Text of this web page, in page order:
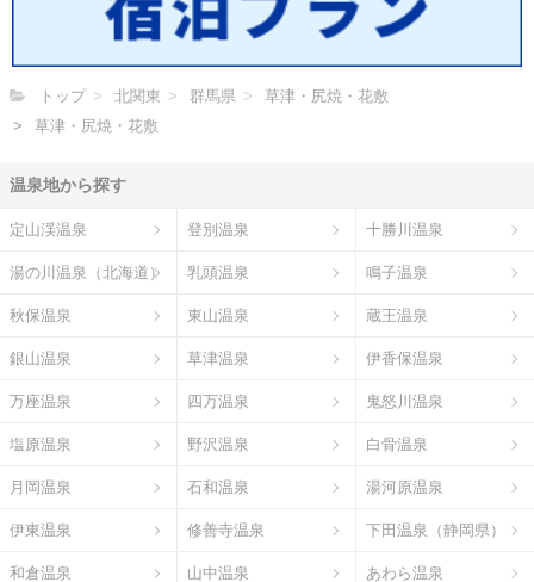
トップ 北関東 群馬県
草津・尻焼・花敷
草津・尻焼・花敷
温泉地から探す
定山渓温泉 登別温泉 十勝川温泉
湯の川温泉（北海道） 乳頭温泉 鳴子温泉
秋保温泉 東山温泉 蔵王温泉
銀山温泉 草津温泉 伊香保温泉
万座温泉 四万温泉 鬼怒川温泉
塩原温泉 野沢温泉 白骨温泉
月岡温泉 石和温泉 湯河原温泉
伊東温泉 修善寺温泉 下田温泉（静岡県）
和倉温泉 山中温泉 あわら温泉